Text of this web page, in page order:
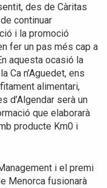
des de Càritas
continuar
i la promoció
fer un pas més cap a
aquesta ocasió la
Ca n’Aguedet, ens
alimentari,
d’Algendar serà un
que elaborarà
producte Km0 i
i el premi
Menorca fusionarà